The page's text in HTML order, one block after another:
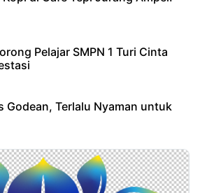
Pelajar SMPN 1 Turi Cinta
Godean, Terlalu Nyaman untuk